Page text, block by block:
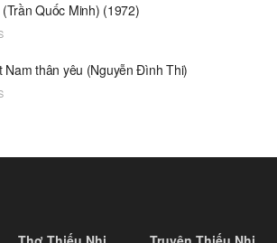
Quốc Minh) (1972)
Nam thân yêu (Nguyễn Đình Thi)